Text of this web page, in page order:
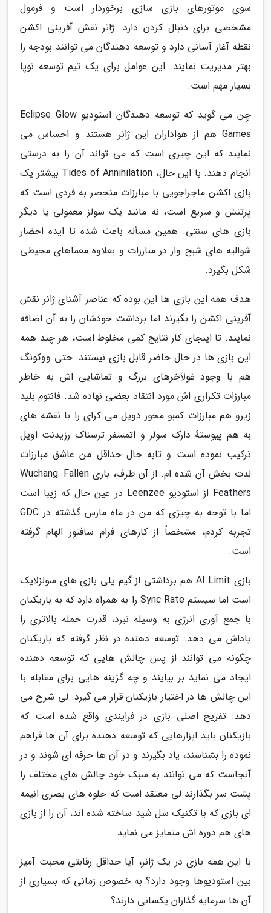
سوی موتورهای بازی سازی برخوردار است و فرمول
مشخصی برای دنبال کردن دارد. ژانر نقش آفرینی اکشن
نقطه آغاز آسانی دارد و توسعه دهندگان می توانند بودجه را
بهتر مدیریت نمایند. این عوامل برای یک تیم توسعه نوپا
بسیار مهم است.
چِن می گوید که توسعه دهندگان استودیو Eclipse Glow
Games هم از هواداران این ژانر هستند و احساس می
نمایند که این چیزی است که می تواند آن را به درستی
انجام دهند. با این حال، Tides of Annihilation بیشتر یک
بازی اکشن ماجراجویی با مبارزات منحصر به فردی است که
پرتنش و سریع است، نه مانند یک سولز معمولی یا دیگر
بازی های سنتی. همین مسأله باعث شده تا ایده احضار
شوالیه های شبح وار در مبارزات و بعلاوه معماهای محیطی
شکل بگیرد.
هدف همه این بازی ها این بوده که عناصر آشنای ژانر نقش
آفرینی اکشن را بگیرند اما برداشت خودشان را به آن اضافه
نمایند. تا اینجای کار نتایج کمی مخلوط است، هر چند همه
این بازی ها در حال حاضر قابل بازی نیستند. حتی ووکونگ
هم با وجود غولآخرهای بزرگ و تماشایی اش به خاطر
مبارزات تکراری اش مورد انتقاد بعضی نهاده شد. فانتوم بلید
زیرو هم مبارزات کمبو محور دویل می کرای را با نقشه های
به هم پیوستهٔ دارک سولز و اتمسفر ترسناک رزیدنت اویل
ترکیب نموده است و تابه حال حداقل من عاشق مبارزات
لذت بخش آن شده ام. از آن طرف، بازی Wuchang: Fallen
Feathers از استودیو Leenzee در عین حال که زیبا است
اما با توجه به چیزی که من در ماه مارس گذشته در GDC
تجربه کردم، مشخصاً از کارهای فرام سافتور الهام گرفته
است.
بازی AI Limit هم برداشتی از گیم پلی بازی های سولزلایک
است اما سیستم Sync Rate را به همراه دارد که به بازیکنان
با جمع آوری انرژی به وسیله نبرد، قدرت حمله بالاتری را
پاداش می دهد. توسعه دهنده در نظر گرفته که بازیکنان
چگونه می توانند از پس چالش هایی که توسعه دهنده
ایجاد می نماید بر بیایند و چه گزینه هایی برای مقابله با
این چالش ها در اختیار بازیکنان قرار می گیرد. لی شرح می
دهد: تفریح اصلی بازی در فرایندی واقع شده است که
بازیکنان باید ابزارهایی که توسعه دهنده برای آن ها فراهم
نموده را بشناسند، یاد بگیرند و در آن ها حرفه ای شوند و در
آنجاست که می توانند به سبک خود چالش های مختلف را
پشت سر بگذارند لی معتقد است که جلوه های بصری انیمه
ای بازی که با تکنیک سل شید ساخته شده اند، آن را از بازی
های هم دوره اش متمایز می نماید.
با این همه بازی در یک ژانر، آیا حداقل رقابتی محبت آمیز
بین استودیوها وجود دارد؟ به خصوص زمانی که بسیاری از
آن ها سرمایه گذاران یکسانی دارند؟